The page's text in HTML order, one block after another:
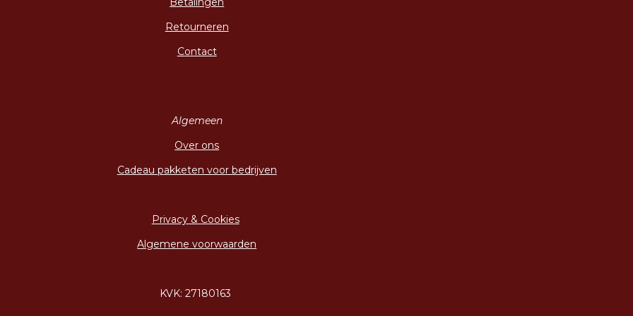
Retourneren
Contact
Algemeen
Over ons
Cadeau pakketen voor bedrijven
Privacy & Cookies
Algemene voorwaarden
KVK: 27180163